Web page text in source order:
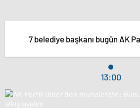
7 belediye başkanı bugün AK
13:00